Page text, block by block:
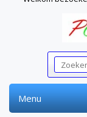
Menu